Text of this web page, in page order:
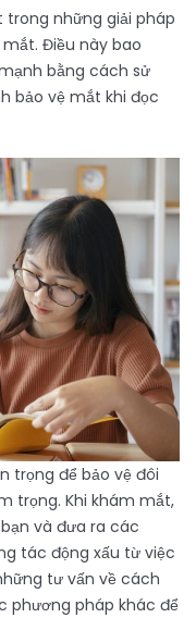
những giải pháp
Điều này bao
bằng cách sử
bảo vệ mắt khi đọc
trọng để bảo vệ đôi
trọng. Khi khám mắt,
và đưa ra các
tác động xấu từ việc
tư vấn về cách
phương pháp khác để